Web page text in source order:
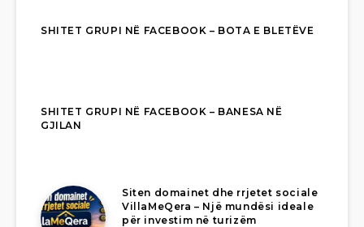
SHITET GRUPI NË FACEBOOK – BOTA E BLETËVE
SHITET GRUPI NË FACEBOOK – BANESA NË
GJILAN
Siten domainet dhe rrjetet sociale
VillaMeQera – Një mundësi ideale
për investim në turizëm